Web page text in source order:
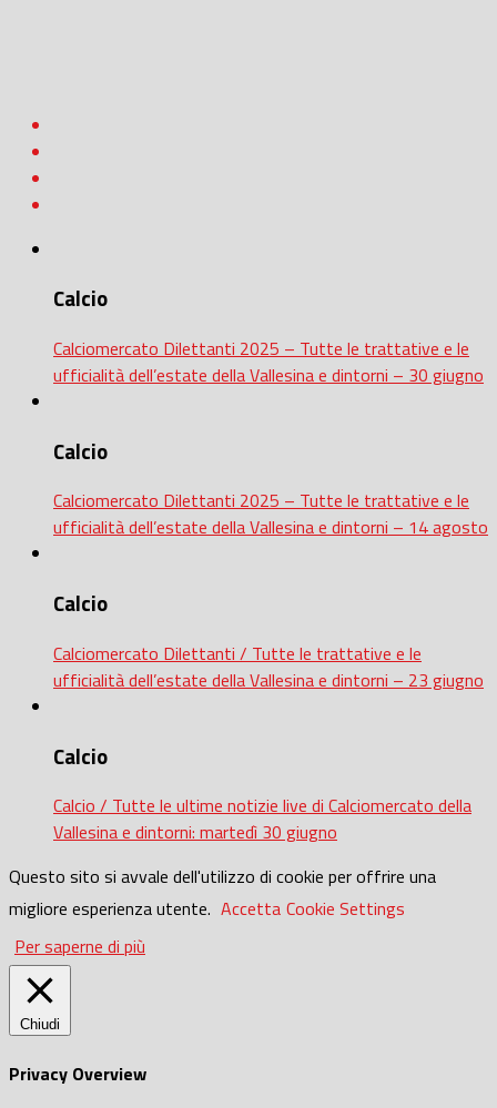
Calcio
Calciomercato Dilettanti 2025 – Tutte le trattative e le
ufficialità dell’estate della Vallesina e dintorni – 30 giugno
Calcio
Calciomercato Dilettanti 2025 – Tutte le trattative e le
ufficialità dell’estate della Vallesina e dintorni – 14 agosto
Calcio
Calciomercato Dilettanti / Tutte le trattative e le
ufficialità dell’estate della Vallesina e dintorni – 23 giugno
Calcio
Calcio / Tutte le ultime notizie live di Calciomercato della
Vallesina e dintorni: martedì 30 giugno
Questo sito si avvale dell'utilizzo di cookie per offrire una
migliore esperienza utente. Accetta Cookie Settings
Per saperne di più
Chiudi
Privacy Overview